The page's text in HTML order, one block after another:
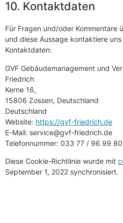
10. Kontaktdaten
Für Fragen und/oder Kommentare
und diese Aussage kontaktiere
Kontaktdaten:
GVF Gebäudemanagement und
Friedrich
Kerne 16,
15806 Zossen, Deutschland
Deutschland
Website: https://gvf-friedrich.de
E-Mail: ed.hcirdeirf-fvg@ecivres
Telefonnummer: 033 77 / 96 99
Diese Cookie-Richtlinie wurde mit
September 1, 2022 synchronisiert.